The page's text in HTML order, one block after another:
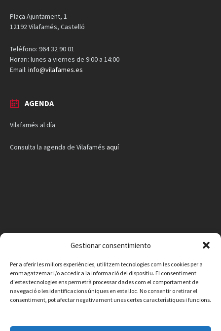
Gestionar consentimiento
Per a oferir les millors experiències, utilitzem tecnologies com les cookies per a
emmagatzemar i/o accedir a la informació del dispositiu. El consentiment
d'estes tecnologies ens permetrà processar dades com el comportament de
navegació o les identificacions úniques en este lloc. No consentir o retirar el
consentiment, pot afectar negativament unes certes característiques i funcions.
Plaça Ajuntament, 1
12192 Vilafamés, Castelló
Teléfono: 964 32 90 01
Horari: lunes a viernes de 9:00 a 14:00
Email: info@vilafames.es
AGENDA
Vilafamés al día
Consulta la agenda de Vilafamés aquí